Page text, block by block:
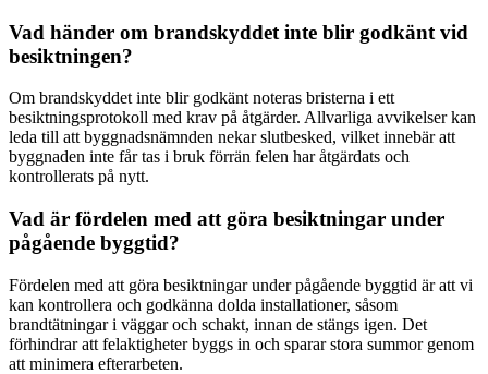
Vad händer om brandskyddet inte blir godkänt vid
besiktningen?
Om brandskyddet inte blir godkänt noteras bristerna i ett
besiktningsprotokoll med krav på åtgärder. Allvarliga avvikelser kan
leda till att byggnadsnämnden nekar slutbesked, vilket innebär att
byggnaden inte får tas i bruk förrän felen har åtgärdats och
kontrollerats på nytt.
Vad är fördelen med att göra besiktningar under
pågående byggtid?
Fördelen med att göra besiktningar under pågående byggtid är att vi
kan kontrollera och godkänna dolda installationer, såsom
brandtätningar i väggar och schakt, innan de stängs igen. Det
förhindrar att felaktigheter byggs in och sparar stora summor genom
att minimera efterarbeten.